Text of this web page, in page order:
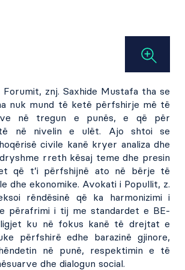
Forumit, znj. Saxhide Mustafa tha se
nuk mund të ketë përfshirje më të
në tregun e punës, e që për
në nivelin e ulët. Ajo shtoi se
civile kanë kryer analiza dhe
rreth kësaj teme dhe presin
që t’i përfshijnë ato në bërje të
dhe ekonomike. Avokati i Popullit, z.
rëndësinë që ka harmonizimi i
përafrimi i tij me standardet e BE-
ku në fokus kanë të drejtat e
përfshirë edhe barazinë gjinore,
në punë, respektimin e të
dhe dialogun social.